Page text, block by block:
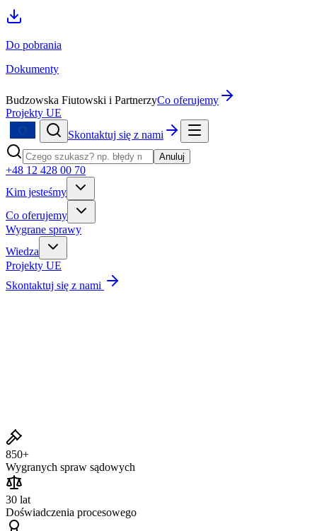
Do pobrania
Dokumenty
Budzowska Fiutowski i PartnerzyCo oferujemy
Projekty UE
Skontaktuj się z nami
Anuluj
+48 12 428 00 70
Kim jesteśmy
Co oferujemy
Wygrane sprawy
Wiedza
Projekty UE
Skontaktuj się z nami
850+
Wygranych spraw sądowych
30 lat
Doświadczenia procesowego